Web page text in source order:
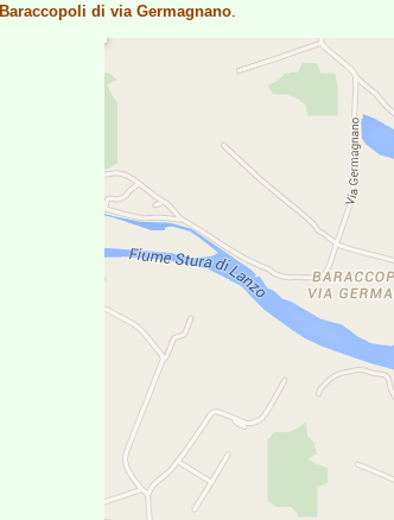
Baraccopoli di via Germagnano.